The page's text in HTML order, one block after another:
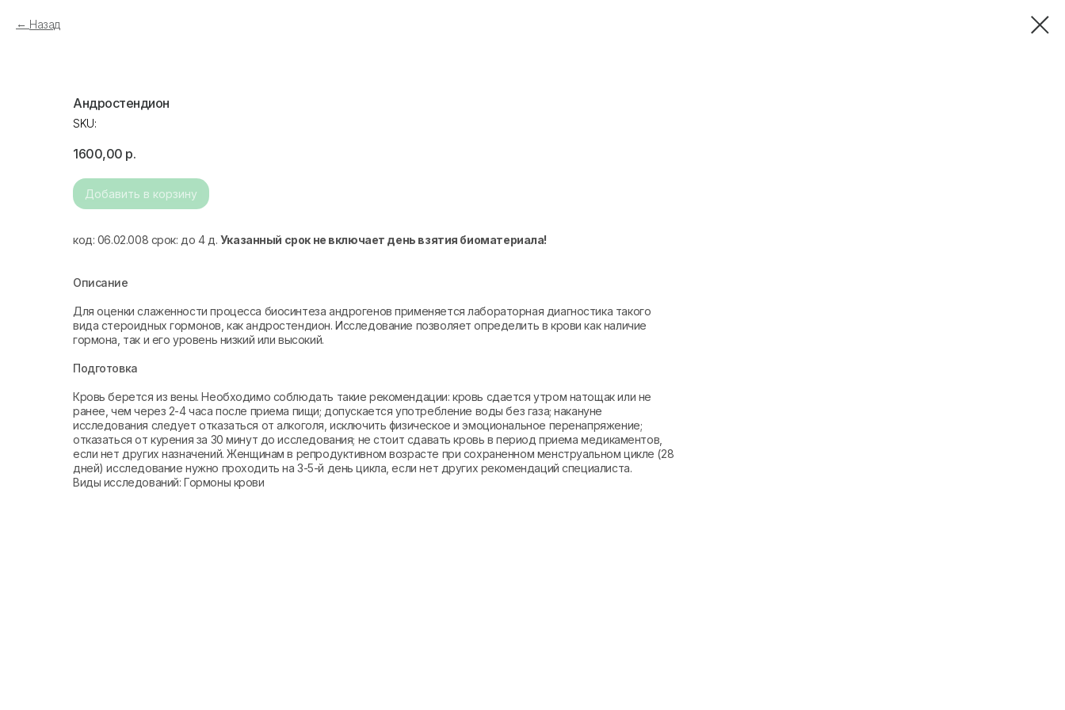
Назад
Андростендион
SKU:
1600,00 р.
Добавить в корзину
код: 06.02.008 срок: до 4 д. Указанный срок не включает день взятия биоматериала!
Описание
Для оценки слаженности процесса биосинтеза андрогенов применяется лабораторная диагностика такого
вида стероидных гормонов, как андростендион. Исследование позволяет определить в крови как наличие
гормона, так и его уровень низкий или высокий.
Подготовка
Кровь берется из вены. Необходимо соблюдать такие рекомендации: кровь сдается утром натощак или не
ранее, чем через 2-4 часа после приема пищи; допускается употребление воды без газа; накануне
исследования следует отказаться от алкоголя, исключить физическое и эмоциональное перенапряжение;
отказаться от курения за 30 минут до исследования; не стоит сдавать кровь в период приема медикаментов,
если нет других назначений. Женщинам в репродуктивном возрасте при сохраненном менструальном цикле (28
дней) исследование нужно проходить на 3-5-й день цикла, если нет других рекомендаций специалиста.
Виды исследований: Гормоны крови